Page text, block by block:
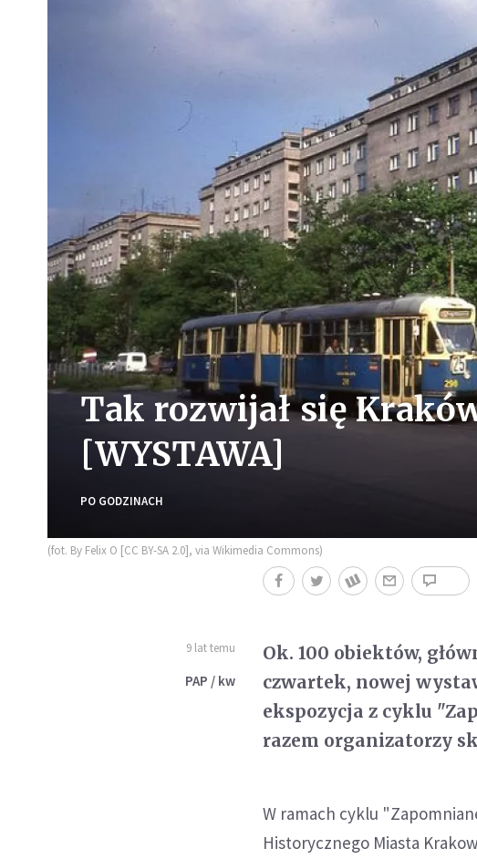
Tak rozwijał się
[WYSTAWA]
PO GODZINACH
(fot. By Felix O [CC BY-SA 2.0], via Wikimedia Commons)
9 lat temu
PAP / kw
Ok. 100 obiektów,
czwartek, nowej
ekspozycja z cyklu
razem organizatorzy
W ramach cyklu
Historycznego Miasta